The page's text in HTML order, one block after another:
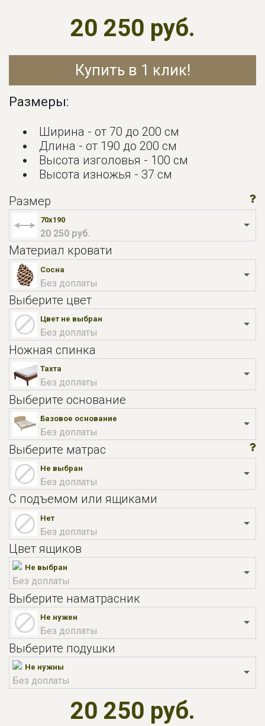
Купить в 1 клик!
20 250 руб.
Размеры:
Ширина - от 70 до 200 см
Длина - от 190 до 200 см
Высота изголовья - 100 см
Высота изножья - 37 см
Размер
70x190
20 250 руб.
Материал кровати
Сосна
Без доплаты
Выберите цвет
Цвет не выбран
Без доплаты
Ножная спинка
Тахта
Без доплаты
Выберите основание
Базовое основание
Без доплаты
Выберите матрас
Не выбран
Без доплаты
С подъемом или ящиками
Нет
Без доплаты
Цвет ящиков
Не выбран
Без доплаты
Выберите наматрасник
Не нужен
Без доплаты
Выберите подушки
Не нужны
Без доплаты
20 250 руб.